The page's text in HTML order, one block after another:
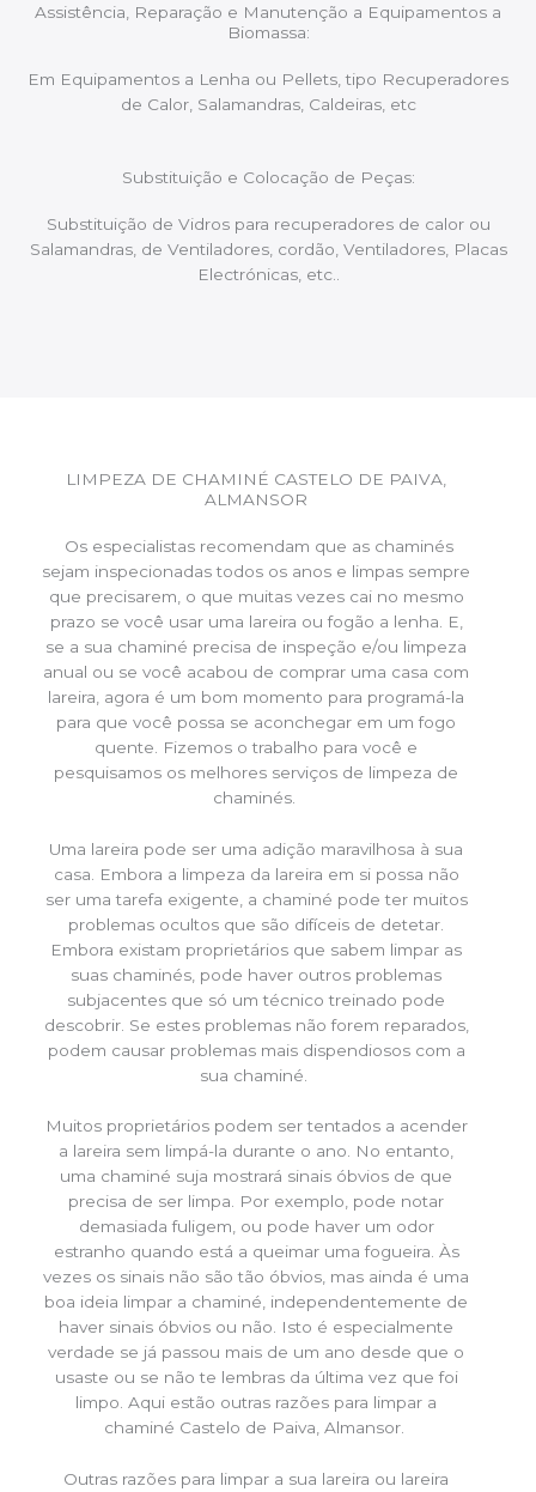
Assistência, Reparação e Manutenção a Equipamentos a
Biomassa:
Em Equipamentos a Lenha ou Pellets, tipo Recuperadores
de Calor, Salamandras, Caldeiras, etc
Substituição e Colocação de Peças:
Substituição de Vidros para recuperadores de calor ou
Salamandras, de Ventiladores, cordão, Ventiladores, Placas
Electrónicas, etc..
LIMPEZA DE CHAMINÉ CASTELO DE PAIVA,
ALMANSOR
Os especialistas recomendam que as chaminés
sejam inspecionadas todos os anos e limpas sempre
que precisarem, o que muitas vezes cai no mesmo
prazo se você usar uma lareira ou fogão a lenha. E,
se a sua chaminé precisa de inspeção e/ou limpeza
anual ou se você acabou de comprar uma casa com
lareira, agora é um bom momento para programá-la
para que você possa se aconchegar em um fogo
quente. Fizemos o trabalho para você e
pesquisamos os melhores serviços de limpeza de
chaminés.
Uma lareira pode ser uma adição maravilhosa à sua
casa. Embora a limpeza da lareira em si possa não
ser uma tarefa exigente, a chaminé pode ter muitos
problemas ocultos que são difíceis de detetar.
Embora existam proprietários que sabem limpar as
suas chaminés, pode haver outros problemas
subjacentes que só um técnico treinado pode
descobrir. Se estes problemas não forem reparados,
podem causar problemas mais dispendiosos com a
sua chaminé.
Muitos proprietários podem ser tentados a acender
a lareira sem limpá-la durante o ano. No entanto,
uma chaminé suja mostrará sinais óbvios de que
precisa de ser limpa. Por exemplo, pode notar
demasiada fuligem, ou pode haver um odor
estranho quando está a queimar uma fogueira. Às
vezes os sinais não são tão óbvios, mas ainda é uma
boa ideia limpar a chaminé, independentemente de
haver sinais óbvios ou não. Isto é especialmente
verdade se já passou mais de um ano desde que o
usaste ou se não te lembras da última vez que foi
limpo. Aqui estão outras razões para limpar a
chaminé Castelo de Paiva, Almansor.
Outras razões para limpar a sua lareira ou lareira